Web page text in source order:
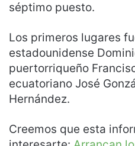
séptimo puesto.
Los primeros lugares
estadounidense
puertorriqueño
ecuatoriano José
Hernández.
Creemos que esta